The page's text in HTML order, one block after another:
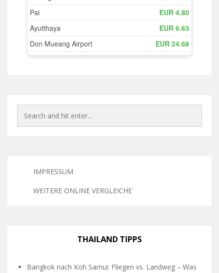
IMPRESSUM
WEITERE ONLINE VERGLEICHE
THAILAND TIPPS
Bangkok nach Koh Samui: Fliegen vs. Landweg – Was